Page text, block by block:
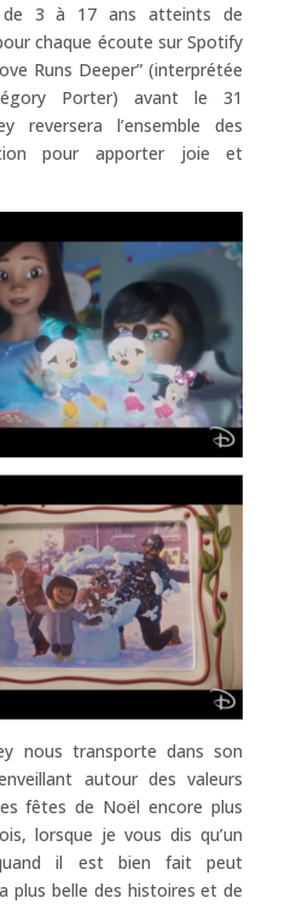
de 3 à 17 ans atteints de
chaque écoute sur Spotify
Runs Deeper” (interprétée
Porter) avant le 31
reversera l’ensemble des
pour apporter joie et
nous transporte dans son
autour des valeurs
fêtes de Noël encore plus
lorsque je vous dis qu’un
il est bien fait peut
plus belle des histoires et de